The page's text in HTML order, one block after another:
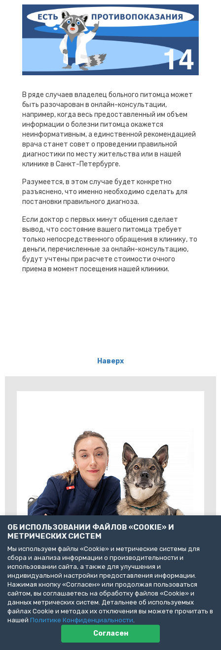
В ряде случаев владелец больного питомца может
быть разочарован в онлайн-консультации,
например, когда весь предоставленный им объем
информации о болезни питомца окажется
неинформативным, а единственной рекомендацией
врача станет совет о проведении правильной
диагностики по месту жительства или в нашей
клинике в Санкт-Петербурге.
Разумеется, в этом случае будет конкретно
разъяснено, что именно необходимо сделать для
постановки правильного диагноза.
Если доктор с первых минут общения сделает
вывод, что состояние вашего питомца требует
только непосредственного обращения в клинику, то
деньги, перечисленные за онлайн-консультацию,
будут учтены при расчете стоимости очного
приема в момент посещения нашей клиники.
Наверх
ОБ ИСПОЛЬЗОВАНИИ ФАЙЛОВ «COOKIE» И
МЕТРИЧЕСКИХ СИСТЕМ
Мы используем файлы «Cookie» и метрические системы для
сбора и анализа информации о производительности и
использовании сайта, а также для улучшения и
индивидуальной настройки предоставления информации.
Нажимая кнопку «Согласен» или продолжая пользоваться
сайтом, вы соглашаетесь на обработку файлов «Cookie» и
данных метрических систем. Детальнее об используемых
файлах Cookie и методах их отключения вы можете прочитать в
нашей Политике Конфиденциальности.
Согласен